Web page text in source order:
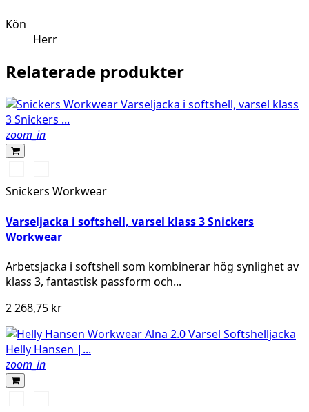
Kön
Herr
Relaterade produkter
zoom_in
vis
yellow\Black
orange\Black
Snickers Workwear
Varseljacka i softshell, varsel klass 3 Snickers
Workwear
Arbetsjacka i softshell som kombinerar hög synlighet av
klass 3, fantastisk passform och...
2 268,75 kr
zoom_in